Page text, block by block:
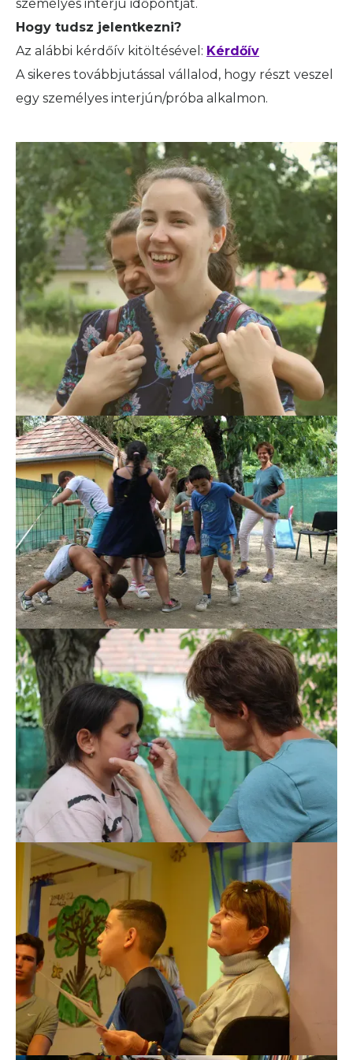
személyes interjú időpontját.
Hogy tudsz jelentkezni?
Az alábbi kérdőív kitöltésével: Kérdőív
A sikeres továbbjutással vállalod, hogy részt veszel
egy személyes interjún/próba alkalmon.